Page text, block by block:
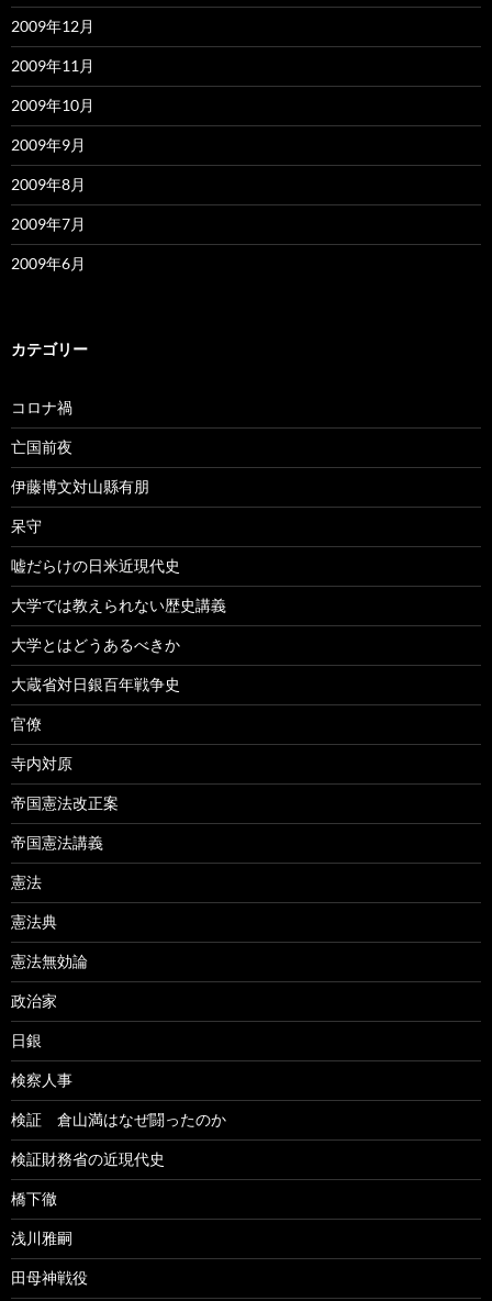
2009年12月
2009年11月
2009年10月
2009年9月
2009年8月
2009年7月
2009年6月
カテゴリー
コロナ禍
亡国前夜
伊藤博文対山縣有朋
呆守
嘘だらけの日米近現代史
大学では教えられない歴史講義
大学とはどうあるべきか
大蔵省対日銀百年戦争史
官僚
寺内対原
帝国憲法改正案
帝国憲法講義
憲法
憲法典
憲法無効論
政治家
日銀
検察人事
検証 倉山満はなぜ闘ったのか
検証財務省の近現代史
橋下徹
浅川雅嗣
田母神戦役